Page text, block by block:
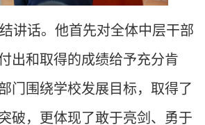
讲话。他首先对全体中层干部
出和取得的成绩给予充分肯
门围绕学校发展目标，取得了
破，更体现了敢于亮剑、勇于